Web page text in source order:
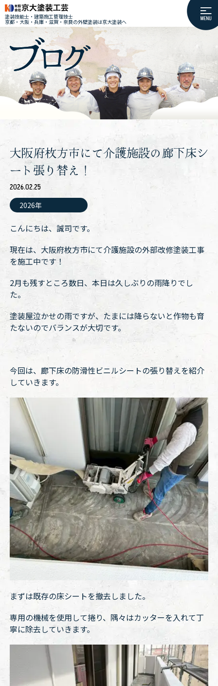
塗装技能士・建築施工管理技士
京都・大阪・兵庫・滋賀・奈良の外壁塗装は京大塗装へ
大阪府枚方市にて介護施設の廊下床シ
ート張り替え！
2026.02.25
2026年
こんにちは、誠司です。
現在は、大阪府枚方市にて介護施設の外部改修塗装工事
を施工中です！
2月も残すところ数日、本日は久しぶりの雨降りでし
た。
塗装屋泣かせの雨ですが、たまには降らないと作物も育
たないのでバランスが大切です。
今回は、廊下床の防滑性ビニルシートの張り替えを紹介
していきます。
まずは既存の床シートを撤去しました。
専用の機械を使用して捲り、隅々はカッターを入れて丁
寧に除去していきます。